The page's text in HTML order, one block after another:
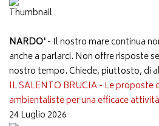
NARDO'- Il nostro mare continua
anche a parlarci. Non offre risposte
nostro tempo. Chiede, piuttosto, di
IL SALENTO BRUCIA - Le proposte
ambientaliste per una efficace
24 Luglio 2026